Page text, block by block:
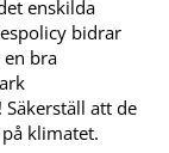
enskilda
bidrar
bra
att de
klimatet.